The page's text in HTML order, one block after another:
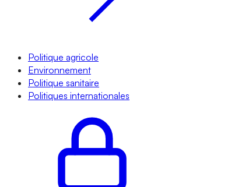
Politique agricole
Environnement
Politique sanitaire
Politiques internationales